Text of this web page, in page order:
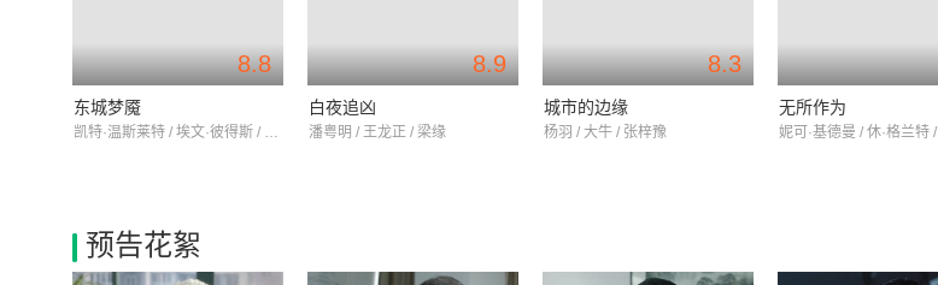
8.8
东城梦魇
凯特·温斯莱特 / 埃文·彼得斯 / 朱丽安妮·尼科尔森
8.9
白夜追凶
潘粤明 / 王龙正 / 梁缘
8.3
城市的边缘
杨羽 / 大牛 / 张梓豫
无所作为
预告花絮